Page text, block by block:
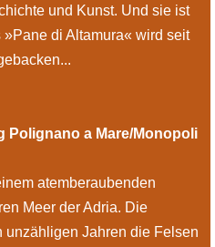
und Kunst. Und sie ist
di Altamura« wird seit
Polignano a Mare/Monopoli
atemberaubenden
Meer der Adria. Die
unzähligen Jahren die Felsen